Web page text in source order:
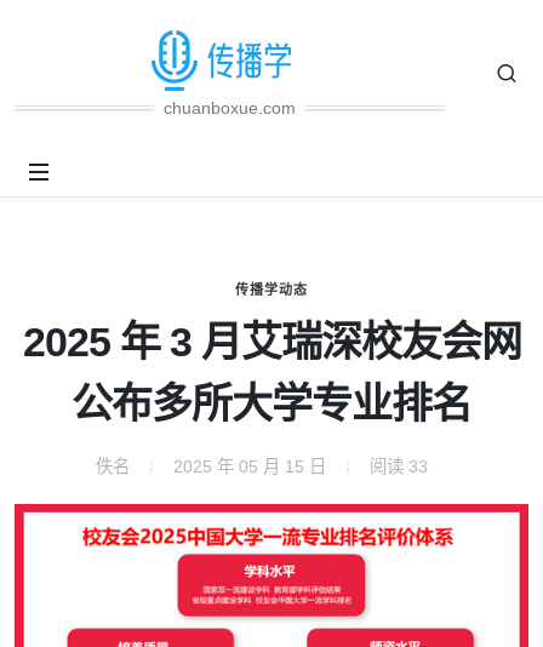
chuanboxue.com
传播学动态
2025 年 3 月艾瑞深校友会网
公布多所大学专业排名
佚名 2025 年 05 月 15 日 阅读 33